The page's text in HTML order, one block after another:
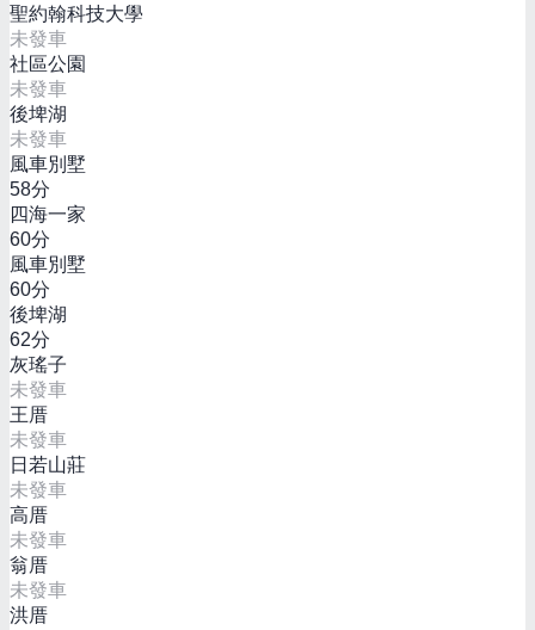
聖約翰科技大學
未發車
社區公園
未發車
後埤湖
未發車
風車別墅
58分
四海一家
60分
風車別墅
60分
後埤湖
62分
灰瑤子
未發車
王厝
未發車
日若山莊
未發車
高厝
未發車
翁厝
未發車
洪厝